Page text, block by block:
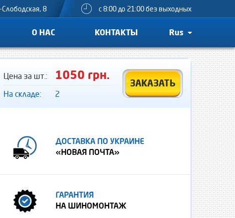
Слободская, 8 с 8:00 до 21:00 без выходных
О НАС КОНТАКТЫ Rus
Цена за шт.: 1050 грн.
На складе: 2
ЗАКАЗАТЬ
ДОСТАВКА ПО УКРАИНЕ
«НОВАЯ ПОЧТА»
ГАРАНТИЯ
НА ШИНОМОНТАЖ